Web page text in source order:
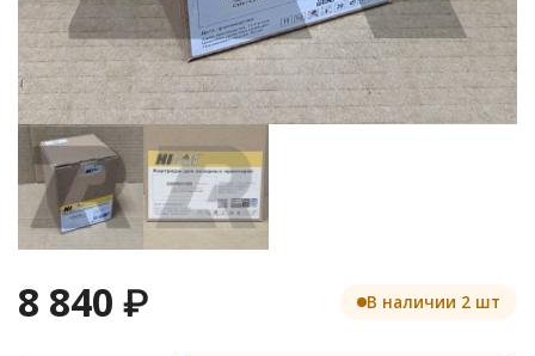
8 840 ₽ В наличии 2 шт